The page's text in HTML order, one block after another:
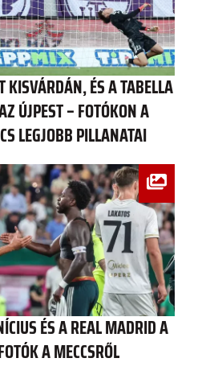
KISVÁRDÁN, ÉS A TABELLA
ÚJPEST – FOTÓKON A
LEGJOBB PILLANATAI
ÉS A REAL MADRID A
A MECCSRŐL